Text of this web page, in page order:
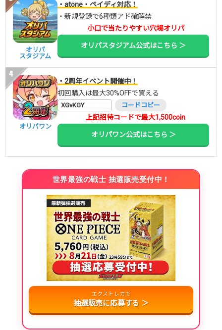
オリパ
スタジアム
・atone・ペイディ対応！
・新規登録で6種類アド確解禁
小口で当たりやすい穴場オリパ
オリパスタジアム公式はこちら ＞
オリパワン
・2周年イベント開催中！
初回購入は最大30%OFFで買える
XGvKGY コードコピー
上記招待コードで最大1,500coin
オリパワン公式はこちら ＞
世界最強の戦士 抽選販売受付中！
エクストレカで
抽選販売に応募する ＞